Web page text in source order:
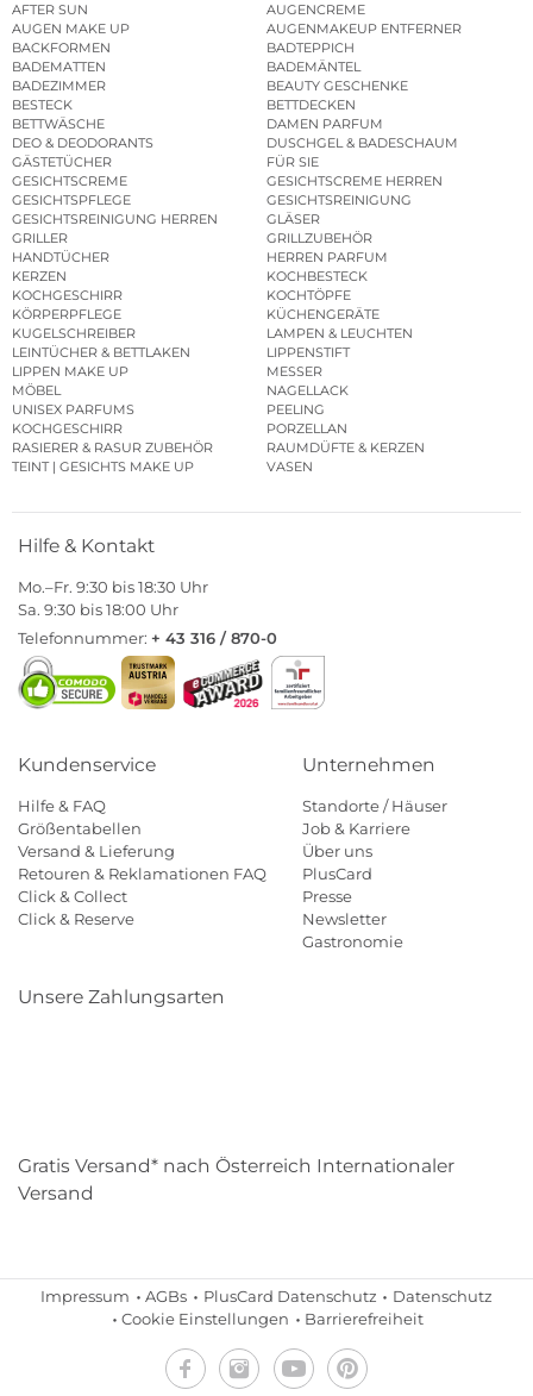
AFTER SUN
AUGENCREME
AUGEN MAKE UP
AUGENMAKEUP ENTFERNER
BACKFORMEN
BADTEPPICH
BADEMATTEN
BADEMÄNTEL
BADEZIMMER
BEAUTY GESCHENKE
BESTECK
BETTDECKEN
BETTWÄSCHE
DAMEN PARFUM
DEO & DEODORANTS
DUSCHGEL & BADESCHAUM
GÄSTETÜCHER
FÜR SIE
GESICHTSCREME
GESICHTSCREME HERREN
GESICHTSPFLEGE
GESICHTSREINIGUNG
GESICHTSREINIGUNG HERREN
GLÄSER
GRILLER
GRILLZUBEHÖR
HANDTÜCHER
HERREN PARFUM
KERZEN
KOCHBESTECK
KOCHGESCHIRR
KOCHTÖPFE
KÖRPERPFLEGE
KÜCHENGERÄTE
KUGELSCHREIBER
LAMPEN & LEUCHTEN
LEINTÜCHER & BETTLAKEN
LIPPENSTIFT
LIPPEN MAKE UP
MESSER
MÖBEL
NAGELLACK
UNISEX PARFUMS
PEELING
KOCHGESCHIRR
PORZELLAN
RASIERER & RASUR ZUBEHÖR
RAUMDÜFTE & KERZEN
TEINT | GESICHTS MAKE UP
VASEN
Hilfe & Kontakt
Mo.–Fr. 9:30 bis 18:30 Uhr
Sa. 9:30 bis 18:00 Uhr
Telefonnummer: + 43 316 / 870-0
Kundenservice
Hilfe & FAQ
Größentabellen
Versand & Lieferung
Retouren & Reklamationen FAQ
Click & Collect
Click & Reserve
Unternehmen
Standorte / Häuser
Job & Karriere
Über uns
PlusCard
Presse
Newsletter
Gastronomie
Unsere Zahlungsarten
Gratis Versand* nach Österreich Internationaler
Versand
Impressum AGBs PlusCard Datenschutz
Datenschutz
Cookie Einstellungen
Barrierefreiheit